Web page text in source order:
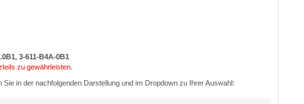
3-611-B4A-0B1
zu gewährleisten.
Sie in der nachfolgenden Darstellung und im Dropdown zu Ihrer Auswahl: